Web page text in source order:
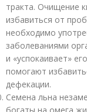
тракта. Очищение
избавиться от
необходимо
заболеваниями
и «успокаивает»
помогают
дефекации.
Семена льна